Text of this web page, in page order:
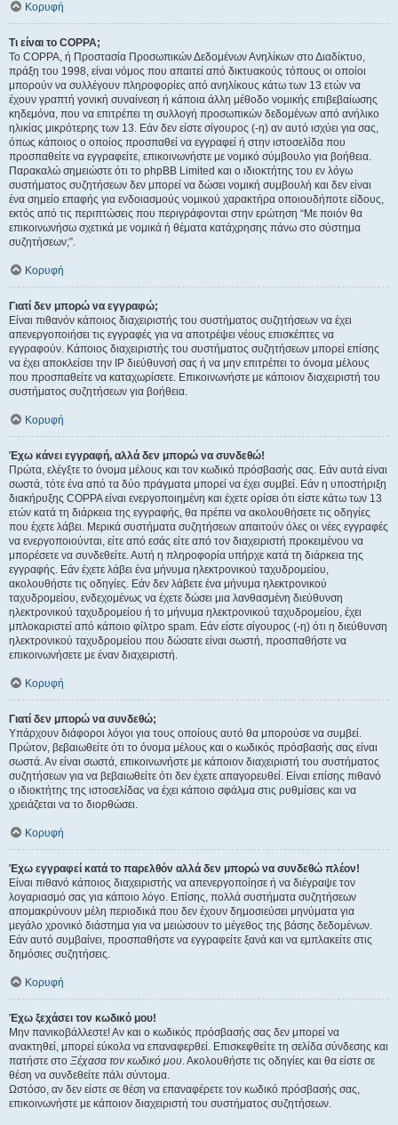
Κορυφή
Τι είναι το COPPA;
Το COPPA, ή Προστασία Προσωπικών Δεδομένων Ανηλίκων στο Διαδίκτυο,
πράξη του 1998, είναι νόμος που απαιτεί από δικτυακούς τόπους οι οποίοι
μπορούν να συλλέγουν πληροφορίες από ανηλίκους κάτω των 13 ετών να
έχουν γραπτή γονική συναίνεση ή κάποια άλλη μέθοδο νομικής επιβεβαίωσης
κηδεμόνα, που να επιτρέπει τη συλλογή προσωπικών δεδομένων από ανήλικο
ηλικίας μικρότερης των 13. Εάν δεν είστε σίγουρος (-η) αν αυτό ισχύει για σας,
όπως κάποιος ο οποίος προσπαθεί να εγγραφεί ή στην ιστοσελίδα που
προσπαθείτε να εγγραφείτε, επικοινωνήστε με νομικό σύμβουλο για βοήθεια.
Παρακαλώ σημειώστε ότι το phpBB Limited και ο ιδιοκτήτης του εν λόγω
συστήματος συζητήσεων δεν μπορεί να δώσει νομική συμβουλή και δεν είναι
ένα σημείο επαφής για ενδοιασμούς νομικού χαρακτήρα οποιουδήποτε είδους,
εκτός από τις περιπτώσεις που περιγράφονται στην ερώτηση “Με ποιόν θα
επικοινωνήσω σχετικά με νομικά ή θέματα κατάχρησης πάνω στο σύστημα
συζητήσεων;”.
Κορυφή
Γιατί δεν μπορώ να εγγραφώ;
Είναι πιθανόν κάποιος διαχειριστής του συστήματος συζητήσεων να έχει
απενεργοποιήσει τις εγγραφές για να αποτρέψει νέους επισκέπτες να
εγγραφούν. Κάποιος διαχειριστής του συστήματος συζητήσεων μπορεί επίσης
να έχει αποκλείσει την IP διεύθυνσή σας ή να μην επιτρέπει το όνομα μέλους
που προσπαθείτε να καταχωρίσετε. Επικοινωνήστε με κάποιον διαχειριστή του
συστήματος συζητήσεων για βοήθεια.
Κορυφή
Έχω κάνει εγγραφή, αλλά δεν μπορώ να συνδεθώ!
Πρώτα, ελέγξτε το όνομα μέλους και τον κωδικό πρόσβασής σας. Εάν αυτά είναι
σωστά, τότε ένα από τα δύο πράγματα μπορεί να έχει συμβεί. Εάν η υποστήριξη
διακήρυξης COPPA είναι ενεργοποιημένη και έχετε ορίσει ότι είστε κάτω των 13
ετών κατά τη διάρκεια της εγγραφής, θα πρέπει να ακολουθήσετε τις οδηγίες
που έχετε λάβει. Μερικά συστήματα συζητήσεων απαιτούν όλες οι νέες εγγραφές
να ενεργοποιούνται, είτε από εσάς είτε από τον διαχειριστή προκειμένου να
μπορέσετε να συνδεθείτε. Αυτή η πληροφορία υπήρχε κατά τη διάρκεια της
εγγραφής. Εάν έχετε λάβει ένα μήνυμα ηλεκτρονικού ταχυδρομείου,
ακολουθήστε τις οδηγίες. Εάν δεν λάβετε ένα μήνυμα ηλεκτρονικού
ταχυδρομείου, ενδεχομένως να έχετε δώσει μια λανθασμένη διεύθυνση
ηλεκτρονικού ταχυδρομείου ή το μήνυμα ηλεκτρονικού ταχυδρομείου, έχει
μπλοκαριστεί από κάποιο φίλτρο spam. Εάν είστε σίγουρος (-η) ότι η διεύθυνση
ηλεκτρονικού ταχυδρομείου που δώσατε είναι σωστή, προσπαθήστε να
επικοινωνήσετε με έναν διαχειριστή.
Κορυφή
Γιατί δεν μπορώ να συνδεθώ;
Υπάρχουν διάφοροι λόγοι για τους οποίους αυτό θα μπορούσε να συμβεί.
Πρώτον, βεβαιωθείτε ότι το όνομα μέλους και ο κωδικός πρόσβασής σας είναι
σωστά. Αν είναι σωστά, επικοινωνήστε με κάποιον διαχειριστή του συστήματος
συζητήσεων για να βεβαιωθείτε ότι δεν έχετε απαγορευθεί. Είναι επίσης πιθανό
ο ιδιοκτήτης της ιστοσελίδας να έχει κάποιο σφάλμα στις ρυθμίσεις και να
χρειάζεται να το διορθώσει.
Κορυφή
Έχω εγγραφεί κατά το παρελθόν αλλά δεν μπορώ να συνδεθώ πλέον!
Είναι πιθανό κάποιος διαχειριστής να απενεργοποίησε ή να διέγραψε τον
λογαριασμό σας για κάποιο λόγο. Επίσης, πολλά συστήματα συζητήσεων
απομακρύνουν μέλη περιοδικά που δεν έχουν δημοσιεύσει μηνύματα για
μεγάλο χρονικό διάστημα για να μειώσουν το μέγεθος της βάσης δεδομένων.
Εάν αυτό συμβαίνει, προσπαθήστε να εγγραφείτε ξανά και να εμπλακείτε στις
δημόσιες συζητήσεις.
Κορυφή
Έχω ξεχάσει τον κωδικό μου!
Μην πανικοβάλλεστε! Αν και ο κωδικός πρόσβασής σας δεν μπορεί να
ανακτηθεί, μπορεί εύκολα να επαναφερθεί. Επισκεφθείτε τη σελίδα σύνδεσης και
πατήστε στο Ξέχασα τον κωδικό μου. Ακολουθήστε τις οδηγίες και θα είστε σε
θέση να συνδεθείτε πάλι σύντομα.
Ωστόσο, αν δεν είστε σε θέση να επαναφέρετε τον κωδικό πρόσβασής σας,
επικοινωνήστε με κάποιον διαχειριστή του συστήματος συζητήσεων.